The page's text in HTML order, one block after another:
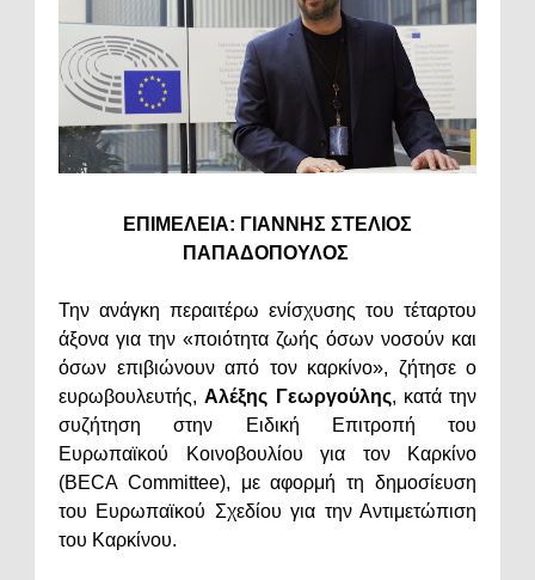
ΕΠΙΜΕΛΕΙΑ: ΓΙΑΝΝΗΣ ΣΤΕΛΙΟΣ
ΠΑΠΑΔΟΠΟΥΛΟΣ
Την ανάγκη περαιτέρω ενίσχυσης του τέταρτου
άξονα για την «ποιότητα ζωής όσων νοσούν και
όσων επιβιώνουν από τον καρκίνο», ζήτησε ο
ευρωβουλευτής,Αλέξης Γεωργούλης, κατά την
συζήτηση στην Ειδική Επιτροπή του
Ευρωπαϊκού Κοινοβουλίου για τον Καρκίνο
(BECA Committee), με αφορμή τη δημοσίευση
του Ευρωπαϊκού Σχεδίου για την Αντιμετώπιση
του Καρκίνου.